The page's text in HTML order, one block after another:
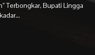
Terbongkar, Bupati Lingga